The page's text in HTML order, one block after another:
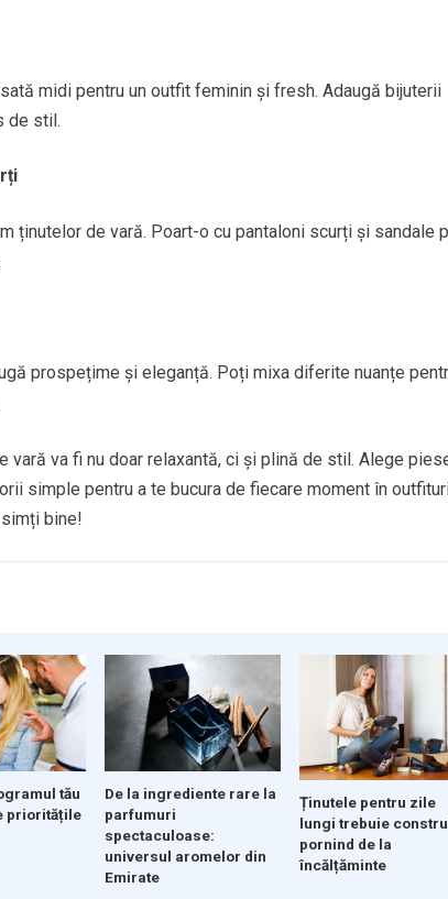
midi pentru un outfit feminin și fresh. Adaugă bijuterii
de stil.
ținutelor de vară. Poart-o cu pantaloni scurți și sandale
prospețime și eleganță. Poți mixa diferite nuanțe
vară va fi nu doar relaxantă, ci și plină de stil. Alege
simple pentru a te bucura de fiecare moment în
bine!
tău
prioritățile
De la ingrediente rare la
parfumuri
spectaculoase:
universul aromelor din
Emirate
Ținutele pentru zile
lungi trebuie
pornind de la
încălțăminte